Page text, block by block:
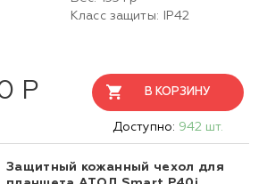
Класс защиты: IP42
Р В КОРЗИНУ
Доступно: 942 шт.
Защитный кожанный чехол для